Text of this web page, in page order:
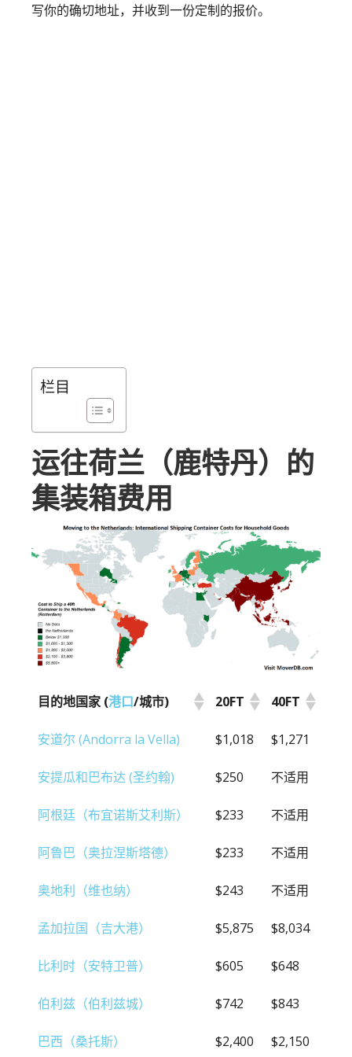
写你的确切地址，并收到一份定制的报价。
栏目
运往荷兰（鹿特丹）的
集装箱费用
目的地国家 (港口/城市) 20FT
40FT
目的地国家 (港口 /城市) 20FT 40FT
安道尔 (Andorra la Vella) $1,018 $1,271
安提瓜和巴布达 (圣约翰) $250 不适用
阿根廷（布宜诺斯艾利斯） $233 不适用
阿鲁巴（奥拉涅斯塔德） $233 不适用
奥地利（维也纳） $243 不适用
孟加拉国（吉大港） $5,875 $8,034
比利时（安特卫普） $605 $648
伯利兹（伯利兹城） $742 $843
巴西（桑托斯） $2,400 $2,150